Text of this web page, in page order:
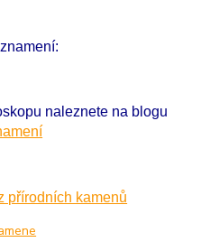
naleznete na blogu
přírodních kamenů